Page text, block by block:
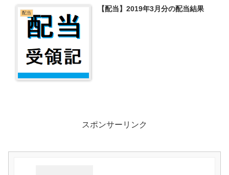
配当 【配当】2019年3月分の配当結果
スポンサーリンク